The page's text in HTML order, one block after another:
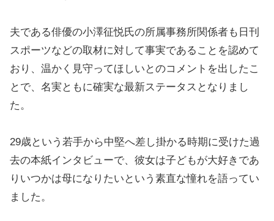
夫である俳優の小澤征悦氏の所属事務所関係者も日刊
スポーツなどの取材に対して事実であることを認めて
おり、温かく見守ってほしいとのコメントを出したこ
とで、名実ともに確実な最新ステータスとなりまし
た。
29歳という若手から中堅へ差し掛かる時期に受けた過
去の本紙インタビューで、彼女は子どもが大好きであ
りいつかは母になりたいという素直な憧れを語ってい
ました。